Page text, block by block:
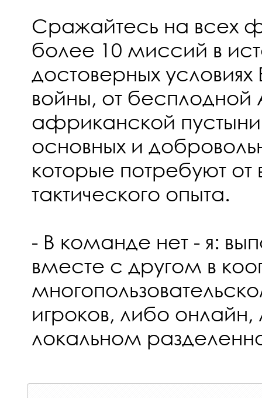
Сражайтесь на всех
более 10 миссий в
достоверных
войны, от бесплодной
африканской
основных и
которые потребуют от
тактического опыта.
- В команде нет - я:
вместе с другом в
игроков, либо
локальном